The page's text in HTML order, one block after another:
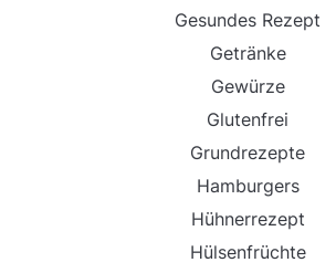
Gesundes Rezept
Getränke
Gewürze
Glutenfrei
Grundrezepte
Hamburgers
Hühnerrezept
Hülsenfrüchte